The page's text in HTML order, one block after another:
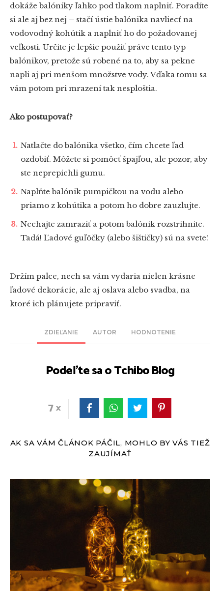
ZDIEĽANIE AUTOR HODNOTENIE
Podeľte sa o Tchibo Blog
7
dokáže balóniky ľahko pod tlakom naplniť. Poradíte
si ale aj bez nej – stačí ústie balónika navliecť na
vodovodný kohútik a naplniť ho do požadovanej
veľkosti. Určite je lepšie použiť práve tento typ
balónikov, pretože sú robené na to, aby sa pekne
napli aj pri menšom množstve vody. Vďaka tomu sa
vám potom pri mrazení tak nesploštia.
Ako postupovať?
Natlačte do balónika všetko, čím chcete ľad
ozdobiť. Môžete si pomôcť špajľou, ale pozor, aby
ste neprepichli gumu.
Naplňte balónik pumpičkou na vodu alebo
priamo z kohútika a potom ho dobre zauzlujte.
Nechajte zamraziť a potom balónik rozstrihnite.
Tadá! Ľadové guľôčky (alebo šištičky) sú na svete!
Držím palce, nech sa vám vydaria nielen krásne
ľadové dekorácie, ale aj oslava alebo svadba, na
ktoré ich plánujete pripraviť.
AK SA VÁM ČLÁNOK PÁČIL, MOHLO BY VÁS TIEŽ
ZAUJÍMAŤ